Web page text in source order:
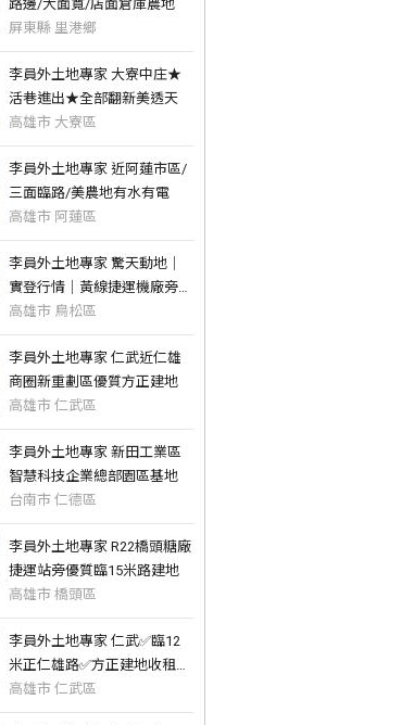
路邊/大面寬/店面倉庫農地
屏東縣 里港鄉
李員外土地專家 大寮中庄★
活巷進出★全部翻新美透天
高雄市 大寮區
李員外土地專家 近阿蓮市區/
三面臨路/美農地有水有電
高雄市 阿蓮區
李員外土地專家 驚天動地｜
實登行情｜黃線捷運機廠旁都
內農地
高雄市 鳥松區
李員外土地專家 仁武近仁雄
商圈新重劃區優質方正建地
高雄市 仁武區
李員外土地專家 新田工業區
智慧科技企業總部園區基地
台南市 仁德區
李員外土地專家 R22橋頭糖廠
捷運站旁優質臨15米路建地
高雄市 橋頭區
李員外土地專家 仁武✅臨12
米正仁雄路✅方正建地收租店
面
高雄市 仁武區